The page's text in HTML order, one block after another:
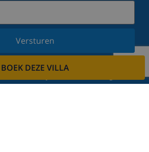
BOEK DEZE VILLA
Versturen
nieuwsbrief en blijf op de
privacy.